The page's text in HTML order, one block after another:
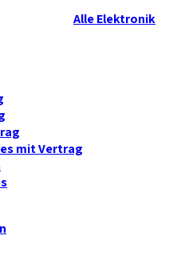
Alle Elektronik
mit Vertrag